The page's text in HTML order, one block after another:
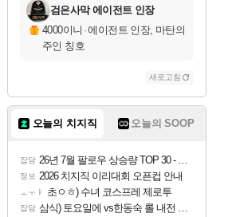
검은사막 에이전트 인장
4000이니 ·에이전트 인장, 마탄의
주인 칭호
새로고침
오늘의 치지직 오늘의 SOOP
잡담 26년 7월 팔로우 상승량 TOP 30 - 월간 치지직
정보 2026 치지직 이리대회 오픈컵 안내
ㅗㅜㅑ 초ㅇㅎ) 수녀 코스프레 제로투
잡담 삼식) 토요일에 vs한동숙 롤 내전 예정